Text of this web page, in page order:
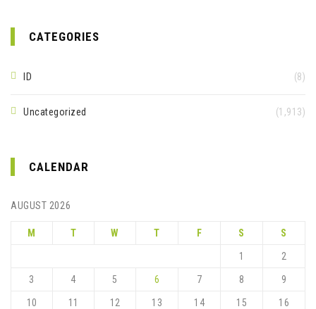
CATEGORIES
ID (8)
Uncategorized (1,913)
CALENDAR
AUGUST 2026
M T W T F S S
1 2
3 4 5 6 7 8 9
10 11 12 13 14 15 16